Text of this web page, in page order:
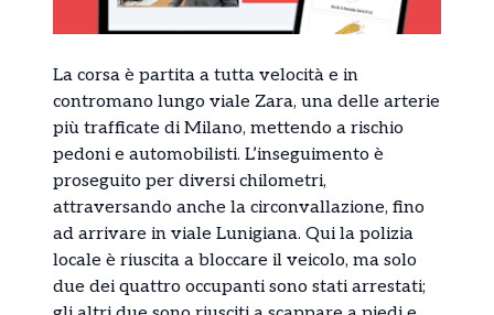
La corsa è partita a tutta velocità e in
contromano lungo viale Zara, una delle arterie
più trafficate di Milano, mettendo a rischio
pedoni e automobilisti. L’inseguimento è
proseguito per diversi chilometri,
attraversando anche la circonvallazione, fino
ad arrivare in viale Lunigiana. Qui la polizia
locale è riuscita a bloccare il veicolo, ma solo
due dei quattro occupanti sono stati arrestati;